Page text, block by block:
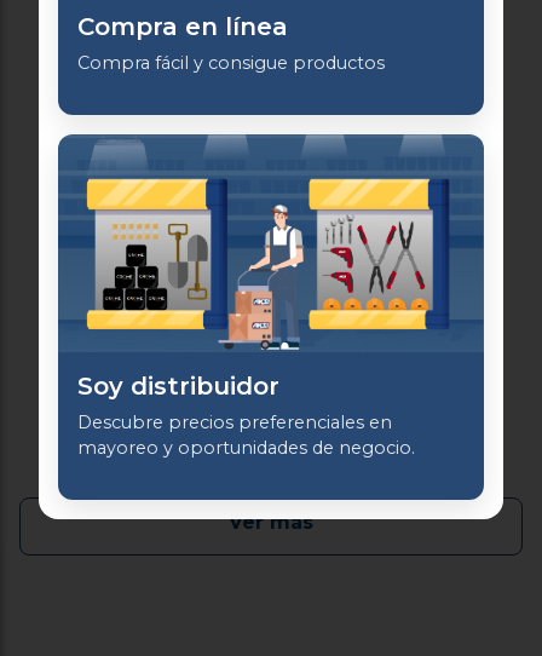
Compra en línea
Compra fácil y consigue productos
Soy distribuidor
Descubre precios preferenciales en
mayoreo y oportunidades de negocio.
Cadena para perro
color negro
Ver más